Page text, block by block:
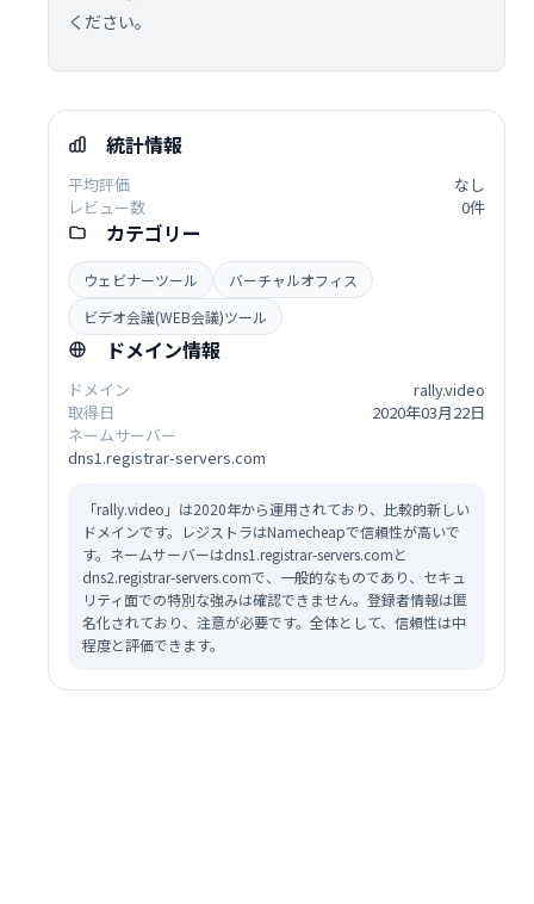
ください。
統計情報
平均評価
なし
レビュー数
0件
カテゴリー
ウェビナーツール
バーチャルオフィス
ビデオ会議(WEB会議)ツール
ドメイン情報
ドメイン
rally.video
取得日
2020年03月22日
ネームサーバー
dns1.registrar-servers.com
「rally.video」は2020年から運用されており、比較的新しい
ドメインです。レジストラはNamecheapで信頼性が高いで
す。ネームサーバーはdns1.registrar-servers.comと
dns2.registrar-servers.comで、一般的なものであり、セキュ
リティ面での特別な強みは確認できません。登録者情報は匿
名化されており、注意が必要です。全体として、信頼性は中
程度と評価できます。